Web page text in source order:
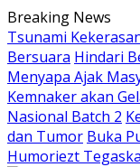
Skip
to
content
Breaking News
Tsunami
Bersuara Hindari
Menyapa Ajak
Kemnaker akan
Nasional Batch 2
dan Tumor Buka
Humoriezt